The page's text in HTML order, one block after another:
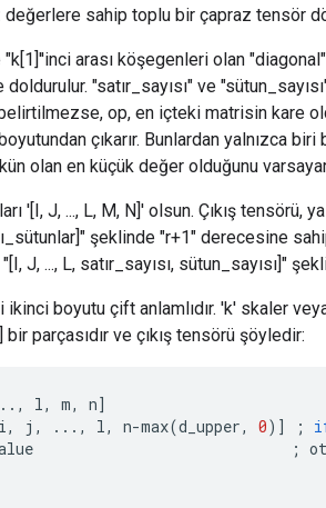
sahip toplu bir çapraz tensör
arası köşegenleri olan
"satır_sayısı" ve
op, en içteki matrisin kare
çıkarır. Bunlardan yalnızca
olan en küçük değer olduğunu
'[I, J, ..., L, M, N]' olsun. Çıkış tensörü,
şeklinde "r+1" derecesine
J, ..., L, satır_sayısı, sütun_sayısı]"
boyutu çift anlamlıdır. 'k' skaler
bir parçasıdır ve çıkış tensörü şöyledir:
l, m, n]
i, j , ..., l, n-max(d_upper, 0) ] ;
;